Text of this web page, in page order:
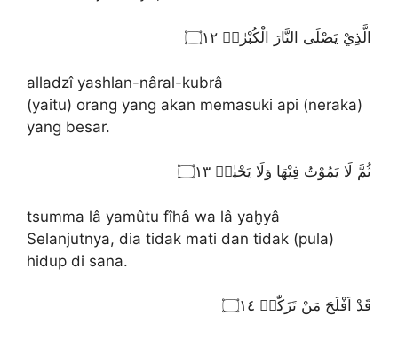
الَّذِيْ يَصْلَى النَّارَ الْكُبْرٰىۚ ۝١٢
alladzî yashlan-nâral-kubrâ
(yaitu) orang yang akan memasuki api (neraka)
yang besar.
ثُمَّ لَا يَمُوْتُ فِيْهَا وَلَا يَحْيٰىۗ ۝١٣
tsumma lâ yamûtu fîhâ wa lâ yaḫyâ
Selanjutnya, dia tidak mati dan tidak (pula)
hidup di sana.
قَدْ اَفْلَحَ مَنْ تَزَكّٰىۙ ۝١٤